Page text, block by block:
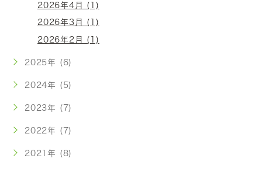
2026年4月 (1)
2026年3月 (1)
2026年2月 (1)
2025年 (6)
2024年 (5)
2023年 (7)
2022年 (7)
2021年 (8)